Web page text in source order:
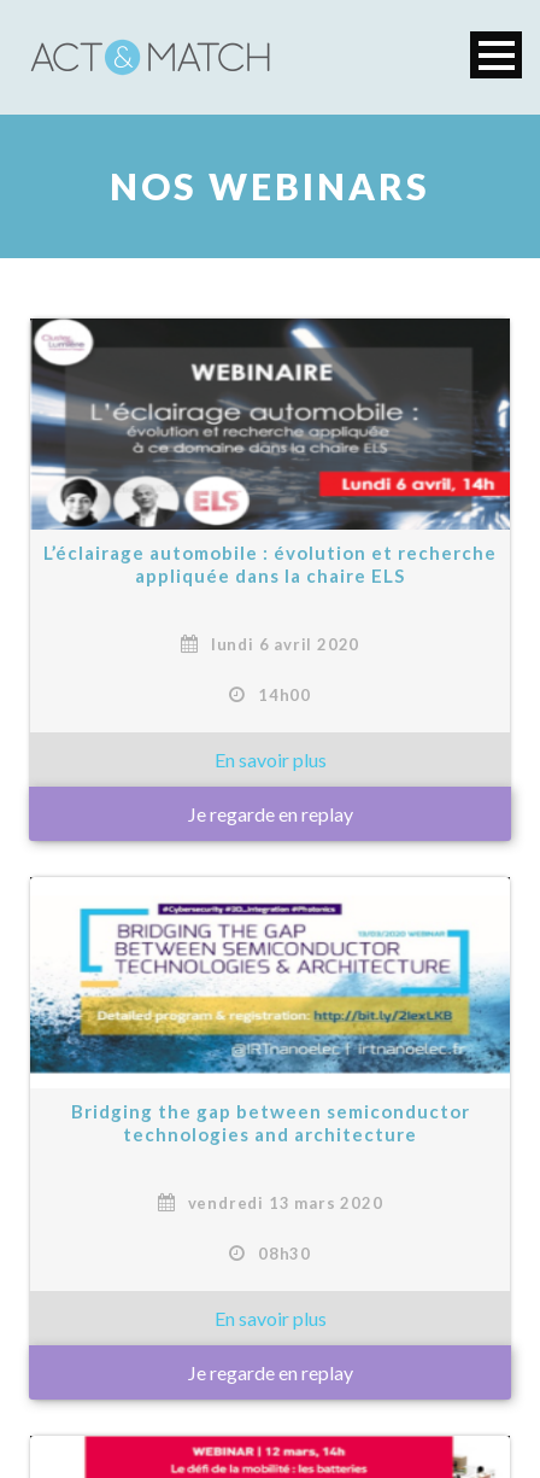
NOS WEBINARS
L’éclairage automobile : évolution et recherche
appliquée dans la chaire ELS
lundi 6 avril 2020
14h00
Je regarde en replay
Bridging the gap between semiconductor
technologies and architecture
vendredi 13 mars 2020
08h30
Je regarde en replay